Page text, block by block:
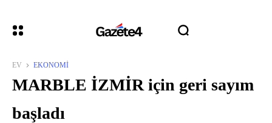
EV EKONOMI
MARBLE İZMİR için geri sayım
başladı